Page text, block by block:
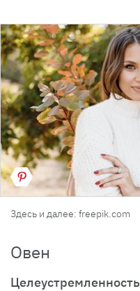
Здесь и далее: freepik.com
Овен
Целеустремленность